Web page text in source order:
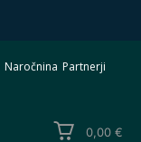
Naročnina Partnerji
0,00 €